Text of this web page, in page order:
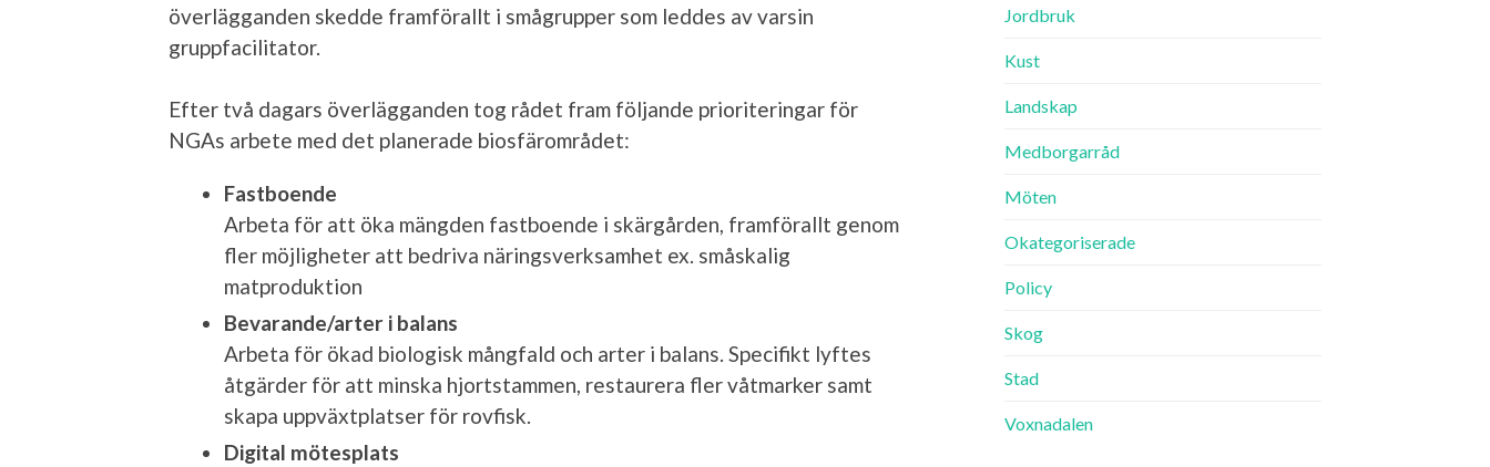
överlägganden skedde framförallt i smågrupper som leddes av varsin
gruppfacilitator.
Efter två dagars överlägganden tog rådet fram följande prioriteringar för
NGAs arbete med det planerade biosfärområdet:
Fastboende
Arbeta för att öka mängden fastboende i skärgården, framförallt genom
fler möjligheter att bedriva näringsverksamhet ex. småskalig
matproduktion
Bevarande/arter i balans
Arbeta för ökad biologisk mångfald och arter i balans. Specifikt lyftes
åtgärder för att minska hjortstammen, restaurera fler våtmarker samt
skapa uppväxtplatser för rovfisk.
Digital mötesplats
Jordbruk
Kust
Landskap
Medborgarråd
Möten
Okategoriserade
Policy
Skog
Stad
Voxnadalen